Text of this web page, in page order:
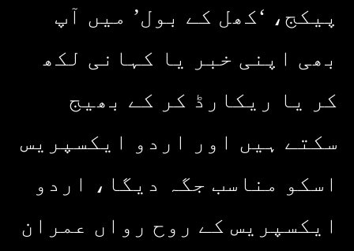
پیکج، ‘کھل کے بول’ میں آپ
بھی اپنی خبر یا کہانی لکھ
کر یا ریکارڈ کر کے بھیج
سکتے ہیں اور اردو ایکسپریس
اسکو مناسب جگہ دیگا، اردو
ایکسپریس کے روح رواں عمران